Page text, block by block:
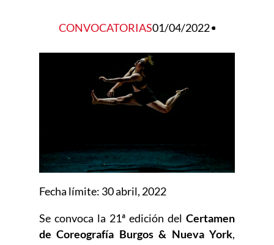
CONVOCATORIAS01/04/2022
Fecha lí­mite: 30 abril, 2022
Se convoca la 21ª edición del Certamen
de Coreografía Burgos & Nueva York,